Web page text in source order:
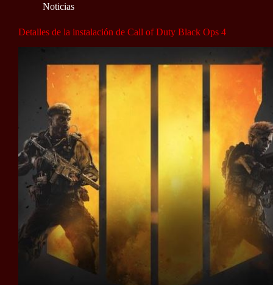
Noticias
Detalles de la instalación de Call of Duty Black Ops 4